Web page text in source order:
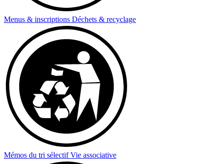
Menus & inscriptions Déchets & recyclage
Mémos du tri sélectif Vie associative